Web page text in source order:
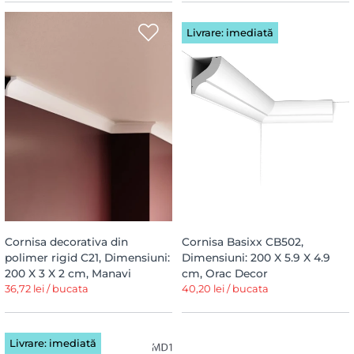
Cornisa decorativa din
polimer rigid C21, Dimensiuni:
200 X 3 X 2 cm, Manavi
36,72 lei / bucata
Livrare: imediată
Cornisa Basixx CB502,
Dimensiuni: 200 X 5.9 X 4.9
cm, Orac Decor
40,20 lei / bucata
Livrare: imediată